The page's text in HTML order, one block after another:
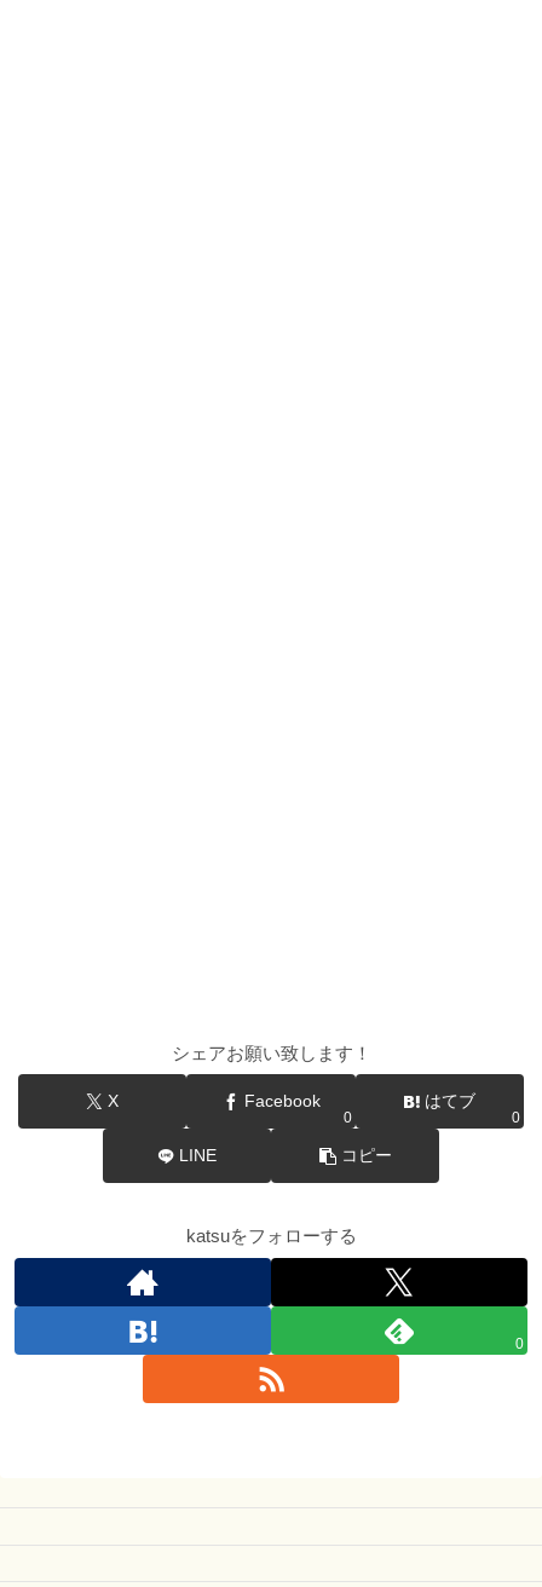
シェアお願い致します！
X Facebook
0
はてブ
0
LINE コピー
katsuをフォローする
0